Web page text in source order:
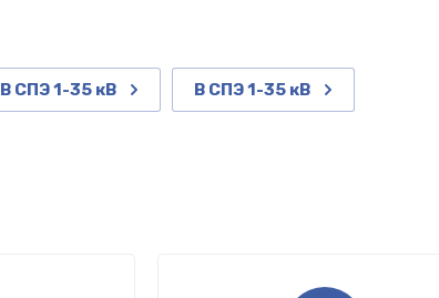
В СПЭ 1-35 кВ В СПЭ 1-35 кВ